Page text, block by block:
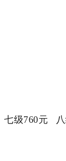
七级760元